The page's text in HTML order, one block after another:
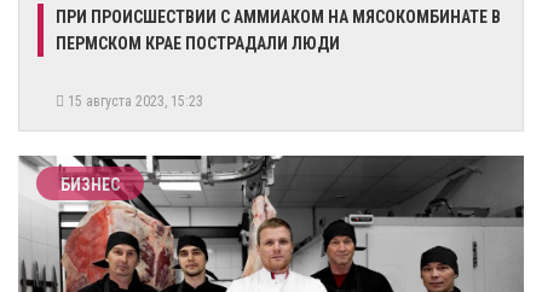
​ПРИ ПРОИСШЕСТВИИ С АММИАКОМ НА МЯСОКОМБИНАТЕ В
ПЕРМСКОМ КРАЕ ПОСТРАДАЛИ ЛЮДИ
15 августа 2023, 15:23
БИЗНЕС